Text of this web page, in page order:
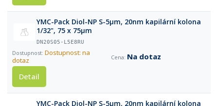
YMC-Pack Diol-NP S-5µm, 20nm kapilární kolona
1/32", 75 x 75µm
DN20S05-L5E8RU
Dostupnost: na
dotaz
Na dotaz
Detail
YMC-Pack Diol-NP S-5µm, 20nm kapilární kolona